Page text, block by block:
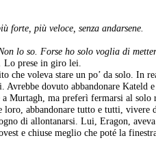
forte, più veloce, senza andarsene.
lo so. Forse ho solo voglia di
Lo prese in giro lei.
voleva stare un po’ da solo. In
dovuto abbandonare
a Murtagh, ma preferì fermarsi al
abbandonare tutto e tutti, vivere
di allontanarsi. Lui, Eragon,
e chiuse meglio che poté la